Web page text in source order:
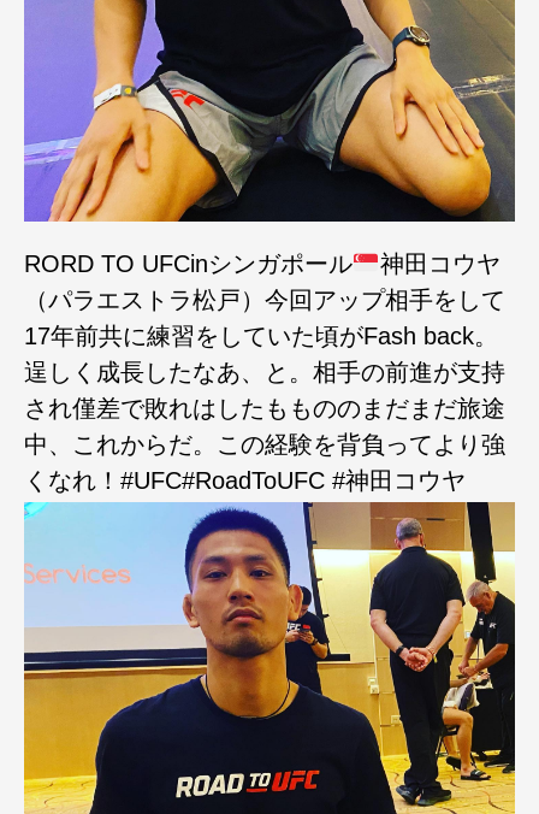
RORD TO UFCinシンガポール
神田コウヤ
（パラエストラ松戸）今回アップ相手をして
17年前共に練習をしていた頃がFash back。
逞しく成長したなあ、と。相手の前進が支持
され僅差で敗れはしたももののまだまだ旅途
中、これからだ。この経験を背負ってより強
くなれ！#UFC#RoadToUFC #神田コウヤ